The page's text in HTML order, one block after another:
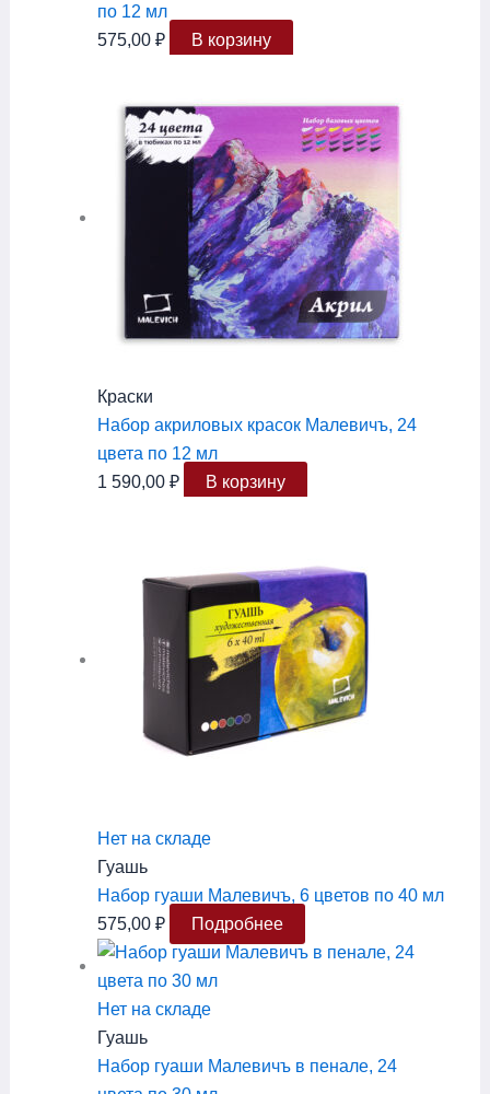
по 12 мл
575,00 ₽ В корзину
Краски
Набор акриловых красок Малевичъ, 24
цвета по 12 мл
1 590,00 ₽ В корзину
Нет на складе
Гуашь
Набор гуаши Малевичъ, 6 цветов по 40 мл
575,00 ₽ Подробнее
Нет на складе
Гуашь
Набор гуаши Малевичъ в пенале, 24